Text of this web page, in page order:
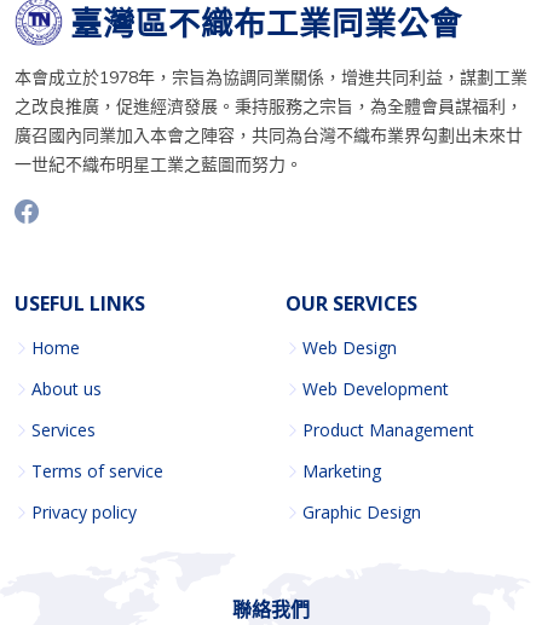
臺灣區不織布工業同業公會
本會成立於1978年，宗旨為協調同業關係，增進共同利益，謀劃工業
之改良推廣，促進經濟發展。秉持服務之宗旨，為全體會員謀福利，
廣召國內同業加入本會之陣容，共同為台灣不織布業界勾劃出未來廿
一世紀不織布明星工業之藍圖而努力。
USEFUL LINKS
Home
About us
Services
Terms of service
Privacy policy
OUR SERVICES
Web Design
Web Development
Product Management
Marketing
Graphic Design
聯絡我們